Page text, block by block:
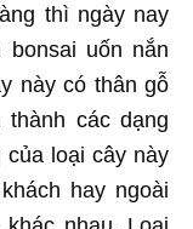
thì ngày nay
uốn nắn
này có thân gỗ
các dạng
loại cây này
hay ngoài